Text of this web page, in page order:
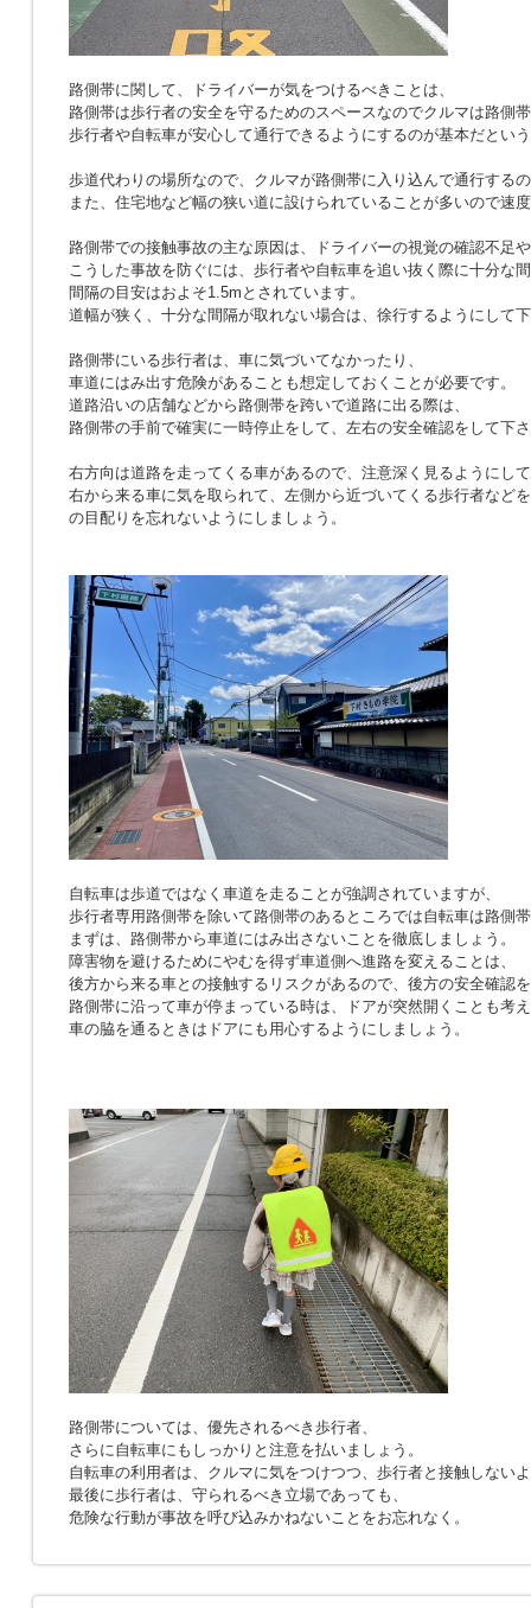
路側帯に関して、ドライバーが気をつけるべきことは、
路側帯は歩行者の安全を守るためのスペースなのでクルマは路側
歩行者や自転車が安心して通行できるようにするのが基本だとい
歩道代わりの場所なので、クルマが路側帯に入り込んで通行する
また、住宅地など幅の狭い道に設けられていることが多いので速
路側帯での接触事故の主な原因は、ドライバーの視覚の確認不足
こうした事故を防ぐには、歩行者や自転車を追い抜く際に十分な
間隔の目安はおよそ1.5mとされています。
道幅が狭く、十分な間隔が取れない場合は、徐行するようにして
路側帯にいる歩行者は、車に気づいてなかったり、
車道にはみ出す危険があることも想定しておくことが必要です。
道路沿いの店舗などから路側帯を跨いで道路に出る際は、
路側帯の手前で確実に一時停止をして、左右の安全確認をして下
右方向は道路を走ってくる車があるので、注意深く見るようにし
右から来る車に気を取られて、左側から近づいてくる歩行者など
の目配りを忘れないようにしましょう。
自転車は歩道ではなく車道を走ることが強調されていますが、
歩行者専用路側帯を除いて路側帯のあるところでは自転車は路側
まずは、路側帯から車道にはみ出さないことを徹底しましょう。
障害物を避けるためにやむを得ず車道側へ進路を変えることは、
後方から来る車との接触するリスクがあるので、後方の安全確認
路側帯に沿って車が停まっている時は、ドアが突然開くことも考
車の脇を通るときはドアにも用心するようにしましょう。
路側帯については、優先されるべき歩行者、
さらに自転車にもしっかりと注意を払いましょう。
自転車の利用者は、クルマに気をつけつつ、歩行者と接触しない
最後に歩行者は、守られるべき立場であっても、
危険な行動が事故を呼び込みかねないことをお忘れなく。